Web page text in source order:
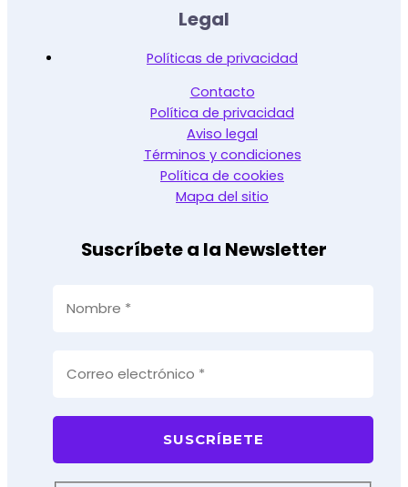
Legal
Políticas de privacidad
Contacto
Política de privacidad
Aviso legal
Términos y condiciones
Política de cookies
Mapa del sitio
Suscríbete a la Newsletter